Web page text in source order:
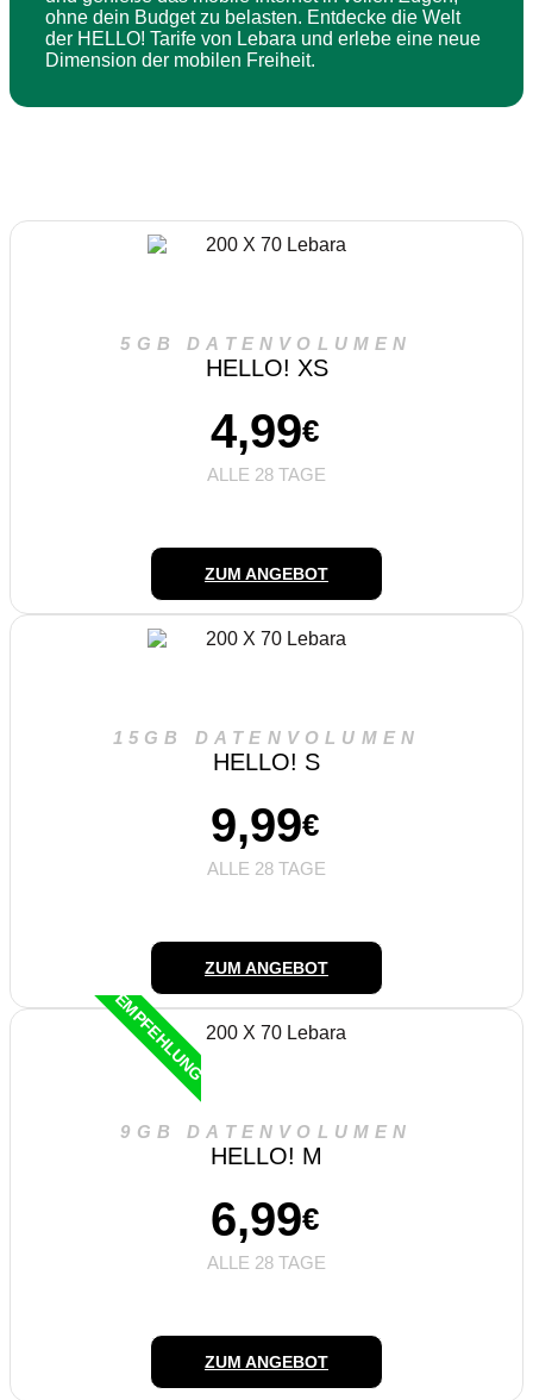
ohne dein Budget zu belasten. Entdecke die Welt
der HELLO! Tarife von Lebara und erlebe eine neue
Dimension der mobilen Freiheit.
5GB DATENVOLUMEN
HELLO! XS
4,99€
ALLE 28 TAGE
ZUM ANGEBOT
15GB DATENVOLUMEN
HELLO! S
9,99€
ALLE 28 TAGE
ZUM ANGEBOT
EMPFEHLUNG
9GB DATENVOLUMEN
HELLO! M
6,99€
ALLE 28 TAGE
ZUM ANGEBOT